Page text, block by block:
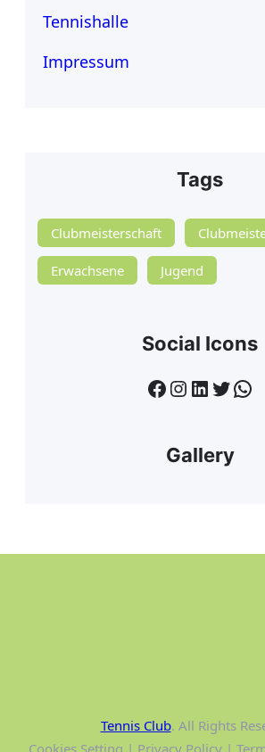
Tennishalle
Impressum
Tags
Clubmeisterschaft
Erwachsene Jugend
Social Icons
Facebook InstagramLinkedIn Twitter WhatsApp
Gallery
Tennis Club. All Rights
Cookies Setting | Privacy Policy |